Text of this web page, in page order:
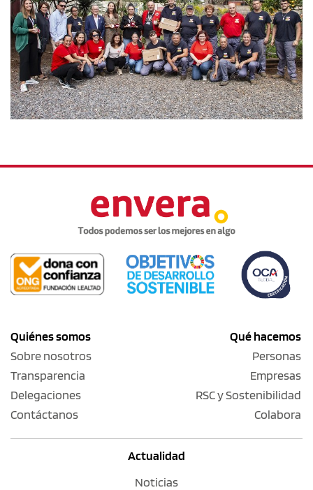
Quiénes somos
Sobre nosotros
Transparencia
Delegaciones
Contáctanos
Qué hacemos
Personas
Empresas
RSC y Sostenibilidad
Colabora
Actualidad
Noticias